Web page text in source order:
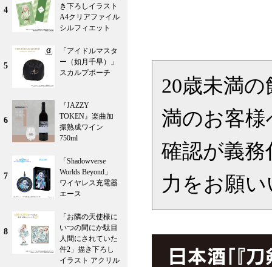
20歳未満
満のお客
確認が義
力をお願
4
き下ろしイラスト
A4クリアファイル
シルフィエット
5
「アイドルマスタ
ー（如月千早）」
スカルプポーチ
6
『JAZZY
TOKEN』楽曲加
振熟成ワイン
750ml
7
「Shadowverse
Worlds Beyond」
ワイヤレス充電器
エース
8
「お隣の天使様に
いつの間にか駄目
人間にされていた
件2」描き下ろし
イラスト アクリル